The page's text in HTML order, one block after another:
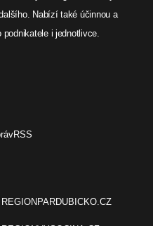
Nabízí také účinnou a
podnikatele i jednotlivce.
RSS
REGIONPARDUBICKO.CZ